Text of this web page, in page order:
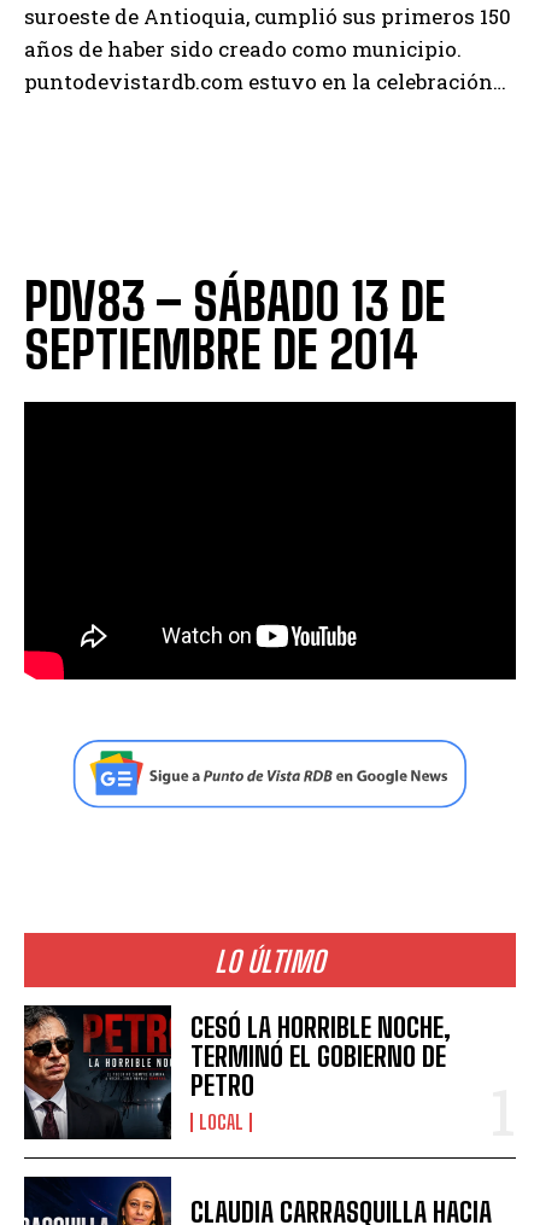
suroeste de Antioquia, cumplió sus primeros 150
años de haber sido creado como municipio.
puntodevistardb.com estuvo en la celebración…
PDV83 – SÁBADO 13 DE
SEPTIEMBRE DE 2014
LO ÚLTIMO
CESÓ LA HORRIBLE NOCHE,
TERMINÓ EL GOBIERNO DE
PETRO
LOCAL
CLAUDIA CARRASQUILLA HACIA